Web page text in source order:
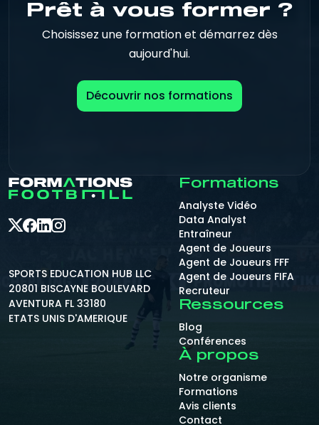
Prêt à vous former ?
Choisissez une formation et démarrez dès
aujourd'hui.
Découvrir nos formations
SPORTS EDUCATION HUB LLC
20801 BISCAYNE BOULEVARD
AVENTURA FL 33180
ETATS UNIS D'AMERIQUE
Formations
Analyste Vidéo
Data Analyst
Entraîneur
Agent de Joueurs
Agent de Joueurs FFF
Agent de Joueurs FIFA
Recruteur
Ressources
Blog
Conférences
À propos
Notre organisme
Formations
Avis clients
Contact